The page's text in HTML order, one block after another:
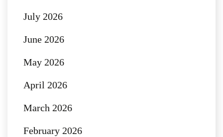
July 2026
June 2026
May 2026
April 2026
March 2026
February 2026